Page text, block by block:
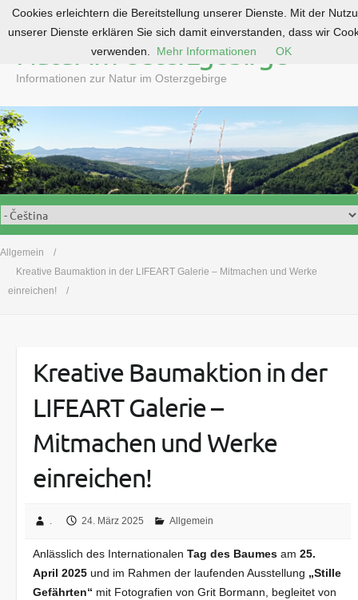
o
c
o
n
t
e
n
Natur im Osterzgebirge
Informationen zur Natur im Osterzgebirge
Allgemein
Kreative Baumaktion in der LIFEART Galerie – Mitmachen und Werke
einreichen!
Kreative Baumaktion in der
LIFEART Galerie –
Mitmachen und Werke
einreichen!
. 24. März 2025 Allgemein
Anlässlich des InternationalenTag des Baumes am25.
April 2025 und im Rahmen der laufenden Ausstellung „Stille
Gefährten“ mit Fotografien von Grit Bormann, begleitet von
Cookies erleichtern die Bereitstellung unserer Dienste. Mit der
unserer Dienste erklären Sie sich damit einverstanden, dass wir
verwenden.
Mehr Informationen OK